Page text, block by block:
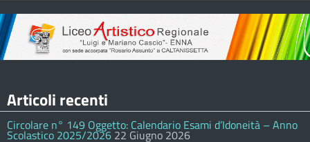
Articoli recenti
Circolare n° 149 Oggetto: Calendario Esami d’Idoneità – Anno
Scolastico 2025/2026 22 Giugno 2026